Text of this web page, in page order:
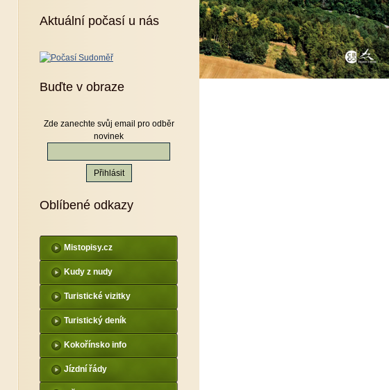
Aktuální počasí u nás
Buďte v obraze
Zde zanechte svůj email pro odběr
novinek
Oblíbené odkazy
Mistopisy.cz
Kudy z nudy
Turistické vizitky
Turistický deník
Kokořínsko info
Jízdní řády